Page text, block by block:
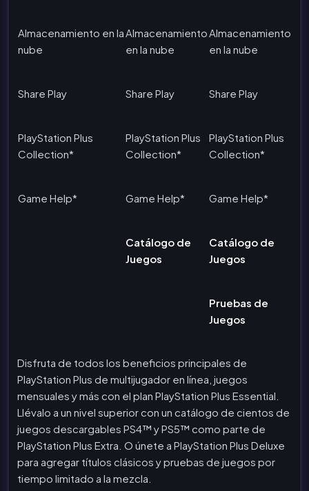
Almacenamiento en la
nube
Almacenamiento
en la nube
Almacenamiento
en la nube
Share Play Share Play Share Play
PlayStation Plus
Collection*
PlayStation Plus
Collection*
PlayStation Plus
Collection*
Game Help* Game Help* Game Help*
Catálogo de
Juegos
Catálogo de
Juegos
Pruebas de
Juegos
Disfruta de todos los beneficios principales de
PlayStation Plus de multijugador en línea, juegos
mensuales y más con el plan PlayStation Plus Essential.
Llévalo a un nivel superior con un catálogo de cientos de
juegos descargables PS4™ y PS5™ como parte de
PlayStation Plus Extra. O únete a PlayStation Plus Deluxe
para agregar títulos clásicos y pruebas de juegos por
tiempo limitado a la mezcla.